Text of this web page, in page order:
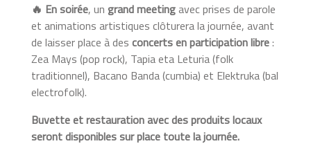
🔥 En soirée, un grand meeting avec prises de parole
et animations artistiques clôturera la journée, avant
de laisser place à des concerts en participation libre:
Zea Mays (pop rock), Tapia eta Leturia (folk
traditionnel), Bacano Banda (cumbia) et Elektruka (bal
electrofolk).
Buvette et restauration avec des produits locaux
seront disponibles sur place toute la journée.